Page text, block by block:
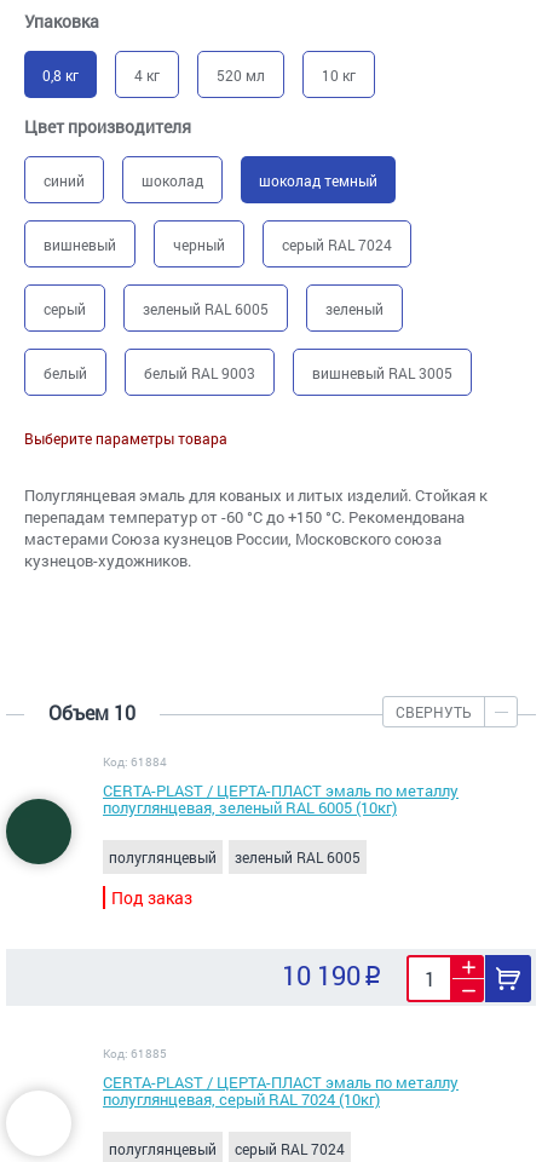
Упаковка
0,8 кг 4 кг 520 мл 10 кг
Цвет производителя
синий шоколад шоколад темный
вишневый черный серый RAL 7024
серый зеленый RAL 6005 зеленый
белый белый RAL 9003 вишневый RAL 3005
Выберите параметры товара
Полуглянцевая эмаль для кованых и литых изделий. Стойкая к
перепадам температур от -60 °С до +150 °С. Рекомендована
мастерами Союза кузнецов России, Московского союза
кузнецов-художников.
Объем 10 СВЕРНУТЬ
Код: 61884
CERTA-PLAST / ЦЕРТА-ПЛАСТ эмаль по металлу
полуглянцевая, зеленый RAL 6005 (10кг)
полуглянцевый зеленый RAL 6005
Под заказ
10 190
Код: 61885
CERTA-PLAST / ЦЕРТА-ПЛАСТ эмаль по металлу
полуглянцевая, серый RAL 7024 (10кг)
полуглянцевый серый RAL 7024